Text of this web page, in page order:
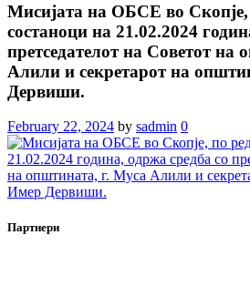
Мисијата на ОБСЕ во Скопје,
состаноци на 21.02.2024
претседателот на Советот на
Алили и секретарот на
Дервиши.
February 22, 2024 by sadmin 0
Партнери